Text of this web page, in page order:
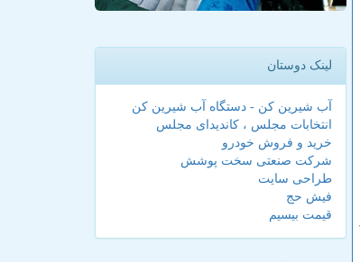
لینک دوستان
آب شیرین کن - دستگاه آب شیرین کن
انتخابات مجلس ، کاندیدای مجلس
خرید و فروش خودرو
شرکت صنعتی سخت پوشش
طراحی سایت
فیش حج
قیمت بیسیم